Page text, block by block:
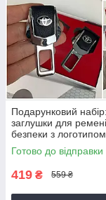
Подарунковий набір:
заглушки для
безпеки з логотипом
Mercedes Toyota,
Lexus, Mazda та інші
Готово до відправки
419 ₴ 559 ₴